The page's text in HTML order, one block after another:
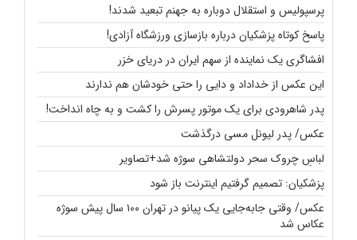
پرسپولیس و استقلال دوباره به جهنم تبعید شدند!
پاسخ کوتاه پزشکیان درباره بازسازی ورزشگاه آزادی!
افشاگری یک نماینده از سهم ایران در دریای خزر
این عکس از خداداد و دایی را حتی خودشان هم ندارند
پدر شاهرودی برای یک موتور پسرش را کشت و به چاه انداخت!
عکس/ پدر لیونل مسی درگذشت
لباسِ چروک سحر دولتشاهی سوژه شد+تصاویر
پزشکیان: تصمیم گرفتیم اینترنت باز شود
عکس/ وقتی جابه‌جایی یک پیانو در تهران ۱۰۰ سال پیش سوژه
عکاس شد